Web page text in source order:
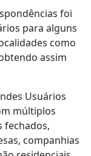
foi
para alguns
como
assim
Usuários
múltiplos
fechados,
companhias